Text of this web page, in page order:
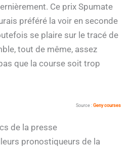
Ce prix Spumate
préféré la voir en seconde
se plaire sur le tracé de
tout de même, assez
que la course soit trop
Source : Geny courses
de la presse
pronostiqueurs de la